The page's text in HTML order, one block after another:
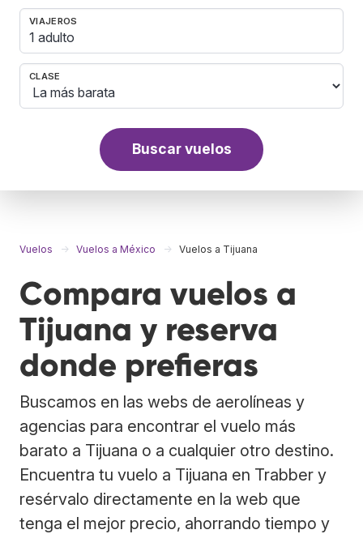
VIAJEROS
1 adulto
CLASE
Buscar vuelos
Vuelos Vuelos a México Vuelos a Tijuana
Compara vuelos a
Tijuana y reserva
donde prefieras
Buscamos en las webs de aerolíneas y
agencias para encontrar el vuelo más
barato a Tijuana o a cualquier otro destino.
Encuentra tu vuelo a Tijuana en Trabber y
resérvalo directamente en la web que
tenga el mejor precio, ahorrando tiempo y